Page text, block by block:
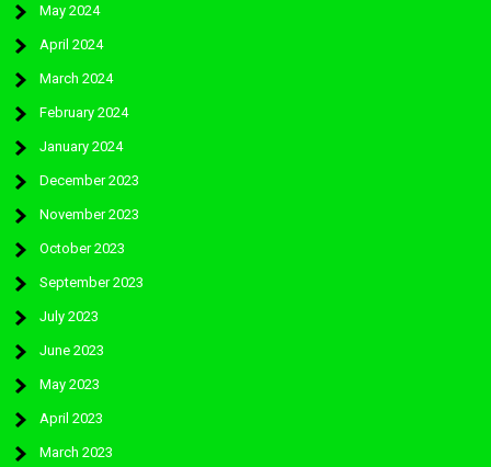
May 2024
April 2024
March 2024
February 2024
January 2024
December 2023
November 2023
October 2023
September 2023
July 2023
June 2023
May 2023
April 2023
March 2023